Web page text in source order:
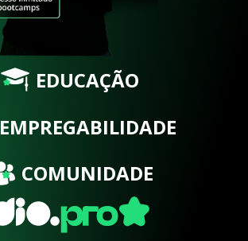
EDUCAÇÃO
EMPREGABILIDADE
COMUNIDADE